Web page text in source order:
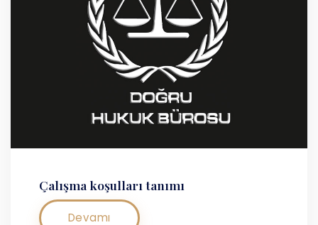
Çalışma koşulları tanımı
Devamı